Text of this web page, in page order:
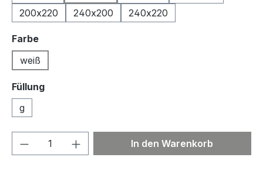
200x220
240x200 240x220
Farbeauswählen
weiß
Füllung
g
Produkt Anzahl: Gib denIn den Warenkorb